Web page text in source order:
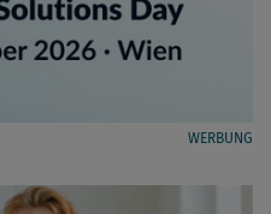
WERBUNG